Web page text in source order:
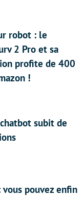
robot : le
2 Pro et sa
profite de 400
!
subit de
vous pouvez enfin